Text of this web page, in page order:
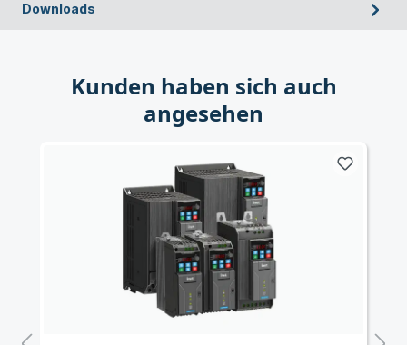
Kunden haben sich auch
angesehen
Downloads